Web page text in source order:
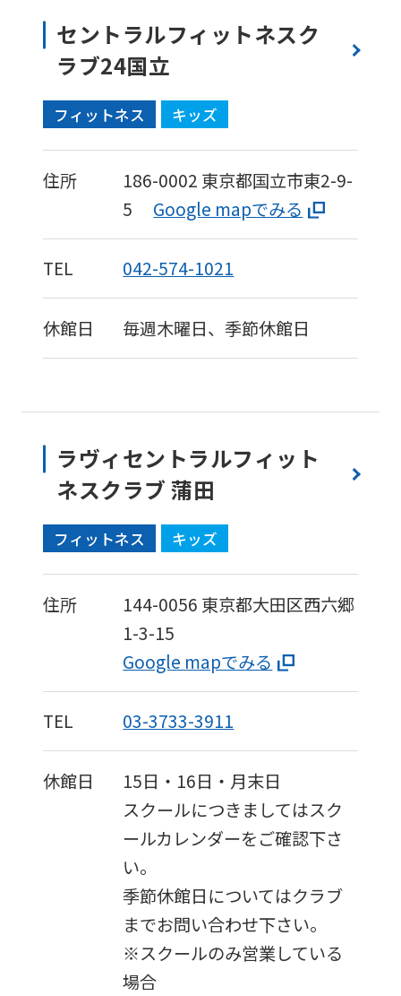
セントラルフィットネスク
ラブ24国立
フィットネス キッズ
住所 186-0002 東京都国立市東2-9-
5
Google mapでみる
TEL 042-574-1021
休館日 毎週木曜日、季節休館日
ラヴィセントラルフィット
ネスクラブ 蒲田
フィットネス キッズ
住所 144-0056 東京都大田区西六郷
1-3-15
Google mapでみる
TEL 03-3733-3911
休館日
15日・16日・月末日
スクールにつきましてはスク
ールカレンダーをご確認下さ
い。
季節休館日についてはクラブ
までお問い合わせ下さい。
※スクールのみ営業している
場合
that
fully
understand
this
before
using
the
service.
Automatic